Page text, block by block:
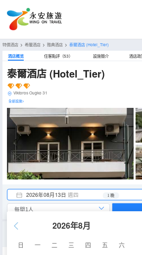
特價酒店 > 希臘酒店 > 雅典酒店 > 泰爾酒店(Hotel_Tier)
酒店概览 住客點評（53） 設施簡介 酒店政
泰爾酒店 (Hotel_Tier)
Viktoros Ougko 31
全部設施>
2026年08月13日 週四 1 晚
2026年8月
日 一 二 三 四 五
六